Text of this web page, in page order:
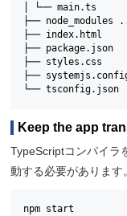
│ └── main.ts
├── node_modules
├── index.html
├── package.json
├── styles.css
├──
└── tsconfig.json
Keep the app
TypeScriptコンパイラ
動する必要がありま
npm start